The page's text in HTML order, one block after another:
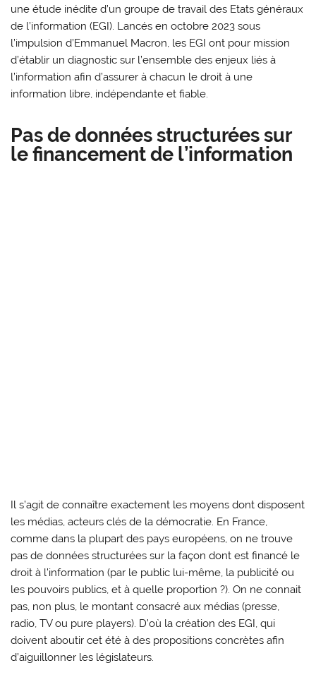
une étude inédite d’un groupe de travail des Etats généraux
de l’information (EGI). Lancés en octobre 2023 sous
l’impulsion d’Emmanuel Macron, les EGI ont pour mission
d’établir un diagnostic sur l’ensemble des enjeux liés à
l’information afin d’assurer à chacun le droit à une
information libre, indépendante et fiable.
Pas de données structurées sur
le financement de l’information
Il s’agit de connaître exactement les moyens dont disposent
les médias, acteurs clés de la démocratie. En France,
comme dans la plupart des pays européens, on ne trouve
pas de données structurées sur la façon dont est financé le
droit à l’information (par le public lui-même, la publicité ou
les pouvoirs publics, et à quelle proportion ?). On ne connait
pas, non plus, le montant consacré aux médias (presse,
radio, TV ou pure players). D’où la création des EGI, qui
doivent aboutir cet été à des propositions concrètes afin
d’aiguillonner les législateurs.